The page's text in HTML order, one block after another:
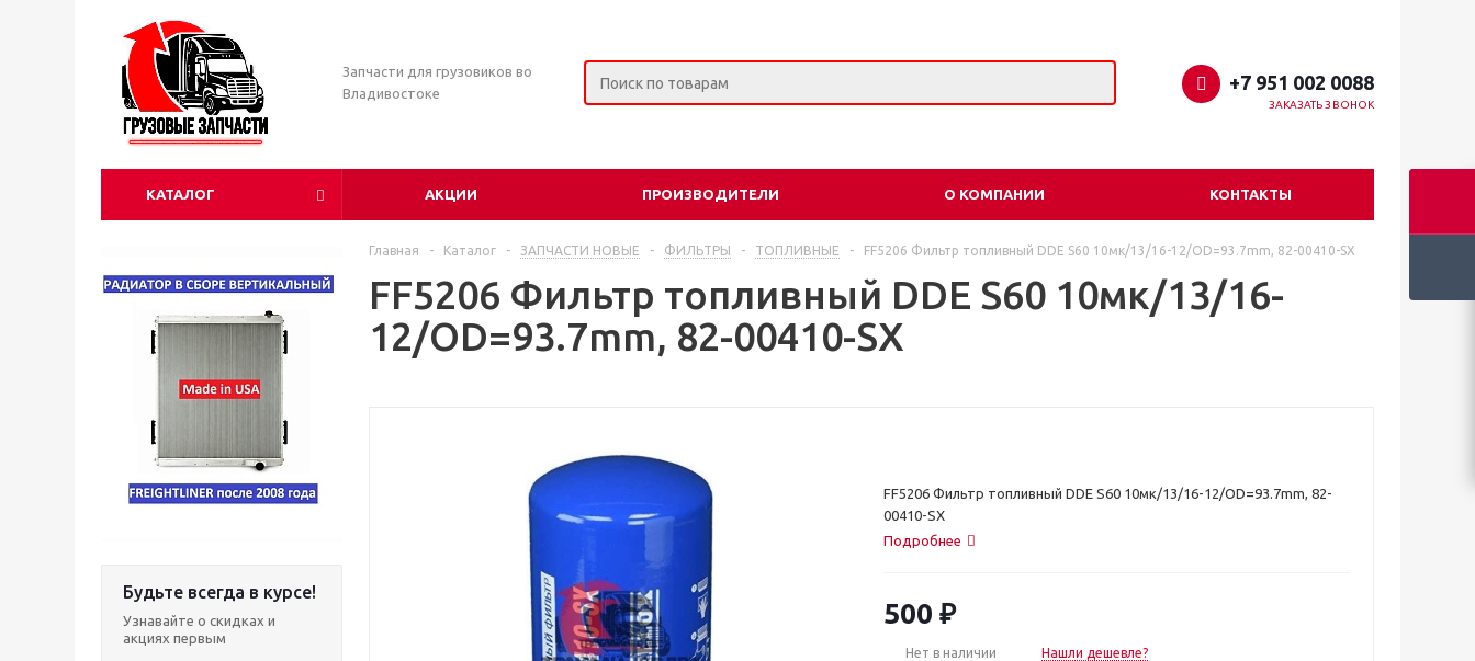
Запчасти для грузовиков во
Владивостоке
+7 951 002 0088
ЗАКАЗАТЬ ЗВОНОК
КАТАЛОГ АКЦИИ ПРОИЗВОДИТЕЛИ О КОМПАНИИ КОНТАКТЫ
Будьте всегда в курсе!
Узнавайте о скидках и
акциях первым
Главная - Каталог - ЗАПЧАСТИ НОВЫЕ - ФИЛЬТРЫ - ТОПЛИВНЫЕ - FF5206 Фильтр топливный DDE S60 10мк/13/16-12/OD=93.7mm, 82-00410-SX
FF5206 Фильтр топливный DDE S60 10мк/13/16-
12/OD=93.7mm, 82-00410-SX
FF5206 Фильтр топливный DDE S60 10мк/13/16-12/OD=93.7mm, 82-
00410-SX
Подробнее
500 ₽
Нет в наличии Нашли дешевле?